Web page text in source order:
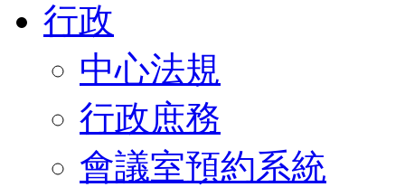
行政
中心法規
行政庶務
會議室預約系統